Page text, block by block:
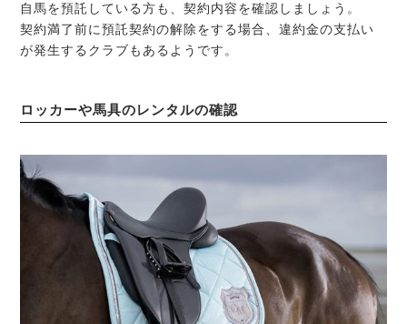
自馬を預託している方も、契約内容を確認しましょう。
契約満了前に預託契約の解除をする場合、違約金の支払い
が発生するクラブもあるようです。
ロッカーや馬具のレンタルの確認